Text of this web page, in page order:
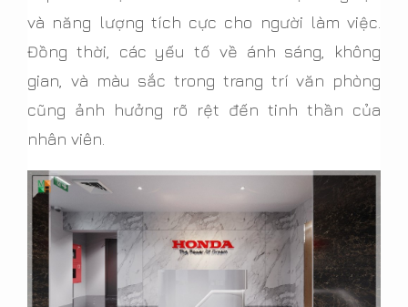
và năng lượng tích cực cho người làm việc.
Đồng thời, các yếu tố về ánh sáng, không
gian, và màu sắc trong trang trí văn phòng
cũng ảnh hưởng rõ rệt đến tinh thần của
nhân viên.